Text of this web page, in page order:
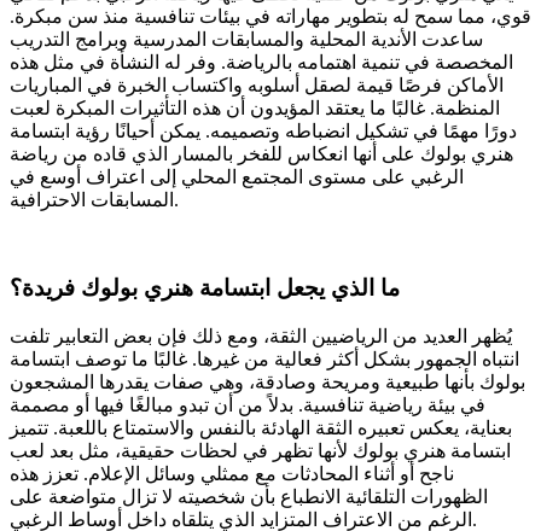
قوي، مما سمح له بتطوير مهاراته في بيئات تنافسية منذ سن مبكرة.
ساعدت الأندية المحلية والمسابقات المدرسية وبرامج التدريب
المخصصة في تنمية اهتمامه بالرياضة. وفر له النشأة في مثل هذه
الأماكن فرصًا قيمة لصقل أسلوبه واكتساب الخبرة في المباريات
المنظمة. غالبًا ما يعتقد المؤيدون أن هذه التأثيرات المبكرة لعبت
دورًا مهمًا في تشكيل انضباطه وتصميمه. يمكن أحيانًا رؤية ابتسامة
هنري بولوك على أنها انعكاس للفخر بالمسار الذي قاده من رياضة
الرغبي على مستوى المجتمع المحلي إلى اعتراف أوسع في
المسابقات الاحترافية.
ما الذي يجعل ابتسامة هنري بولوك فريدة؟
يُظهر العديد من الرياضيين الثقة، ومع ذلك فإن بعض التعابير تلفت
انتباه الجمهور بشكل أكثر فعالية من غيرها. غالبًا ما توصف ابتسامة
بولوك بأنها طبيعية ومريحة وصادقة، وهي صفات يقدرها المشجعون
في بيئة رياضية تنافسية. بدلاً من أن تبدو مبالغًا فيها أو مصممة
بعناية، يعكس تعبيره الثقة الهادئة بالنفس والاستمتاع باللعبة. تتميز
ابتسامة هنري بولوك لأنها تظهر في لحظات حقيقية، مثل بعد لعب
ناجح أو أثناء المحادثات مع ممثلي وسائل الإعلام. تعزز هذه
الظهورات التلقائية الانطباع بأن شخصيته لا تزال متواضعة على
الرغم من الاعتراف المتزايد الذي يتلقاه داخل أوساط الرغبي.